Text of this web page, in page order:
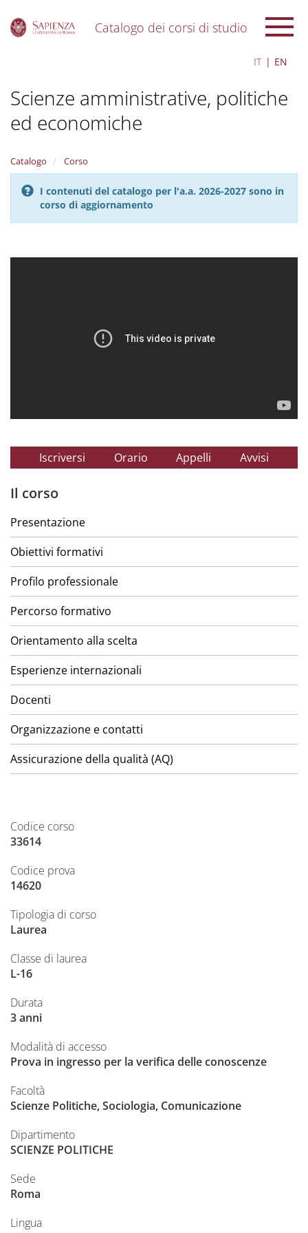
Catalogo dei corsi di studio
IT EN
Scienze amministrative, politiche
ed economiche
Catalogo Corso
I contenuti del catalogo per l'a.a. 2026-2027 sono in
corso di aggiornamento
Iscriversi Orario Appelli Avvisi
Il corso
Presentazione
Obiettivi formativi
Profilo professionale
Percorso formativo
Orientamento alla scelta
Esperienze internazionali
Docenti
Organizzazione e contatti
Assicurazione della qualità (AQ)
Codice corso
33614
Codice prova
14620
Tipologia di corso
Laurea
Classe di laurea
L-16
Durata
3 anni
Modalità di accesso
Prova in ingresso per la verifica delle conoscenze
Facoltà
Scienze Politiche, Sociologia, Comunicazione
Dipartimento
SCIENZE POLITICHE
Sede
Roma
Lingua